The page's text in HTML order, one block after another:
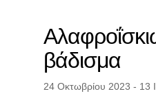
βάδισμα
24 Οκτωβρίου 2023 - 13